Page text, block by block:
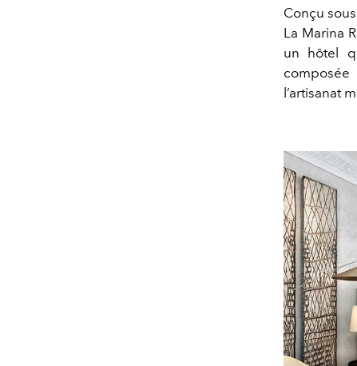
Conçu
La Marina
un hôtel
l’artisanat